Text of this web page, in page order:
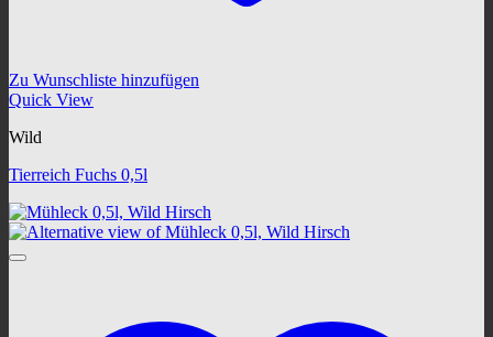
Zu Wunschliste hinzufügen
Quick View
Wild
Tierreich Fuchs 0,5l